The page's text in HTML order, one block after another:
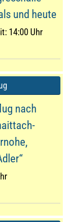
und heute
14:00 Uhr
nach